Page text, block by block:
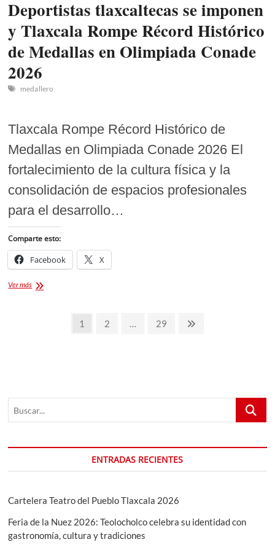
Deportistas tlaxcaltecas se imponen
y Tlaxcala Rompe Récord Histórico
de Medallas en Olimpiada Conade
2026
medallero
Tlaxcala Rompe Récord Histórico de
Medallas en Olimpiada Conade 2026 El
fortalecimiento de la cultura física y la
consolidación de espacios profesionales
para el desarrollo…
Comparte esto:
Facebook X
Ver másDeportistas
Olimpiada
PaginaciónPágina
1 Página
2 … Página
29
Página
Buscar...
ENTRADAS RECIENTES
Cartelera Teatro del Pueblo Tlaxcala 2026
Feria de la Nuez 2026: Teolocholco celebra su identidad con
gastronomía, cultura y tradiciones